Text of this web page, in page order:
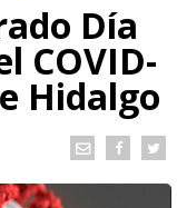
Día
COVID-
Hidalgo